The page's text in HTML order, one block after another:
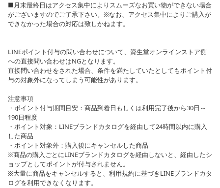
■月末最終日はアクセス集中によりスムーズなお買い物ができない場合
がございますのでご了承下さい。※なお、アクセス集中によりご購入が
できなかった場合の対応は致しかねます。
LINEポイント付与の問い合わせについて、資生堂オンラインストア側
への直接問い合わせはNGとなります。
直接問い合わせをされた場合、条件を満たしていたとしてもポイント付
与の対象外になってしまう可能性があります。
注意事項
・ポイント付与期間目安：商品到着日もしくは利用完了後から30日～
190日程度
・ポイント対象：LINEブランドカタログを経由して24時間以内に購入
した商品
・ポイント対象外：購入後にキャンセルした商品
※商品の購入ごとにLINEブランドカタログを経由しないと、経由したシ
ョップとしてポイントが付与されません。
※大量に商品をキャンセルすると、利用規約に基づきLINEブランドカタ
ログを利用できなくなります。